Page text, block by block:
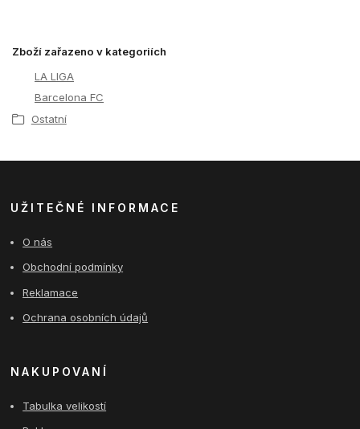
Zboží zařazeno v kategoriích
LA LIGA
Barcelona FC
Ostatní
UŽITEČNÉ INFORMACE
O nás
Obchodní podmínky
Reklamace
Ochrana osobních údajů
NAKUPOVANÍ
Tabulka velikostí